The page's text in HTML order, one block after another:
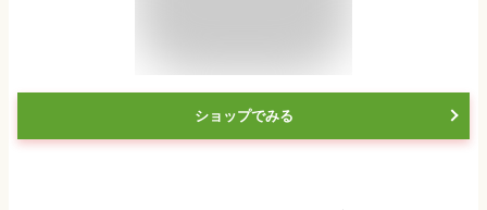
ショップでみる